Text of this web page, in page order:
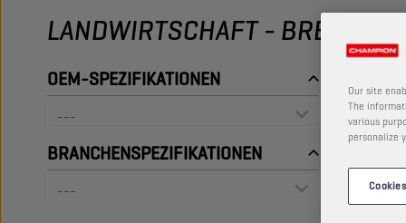
LANDWIRTSCHAFT -
OEM-SPEZIFIKATIONEN
BRANCHENSPEZIFIKATIONEN
Our site
The
various
personalize